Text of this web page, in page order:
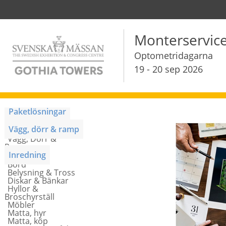
Optometridagarna
19 - 20 sep 2026
Paketlösningar
Vägg, dörr & ramp
Vägg, Dörr &
Ramp
Inredning
Bord
Belysning & Tross
Diskar & Bänkar
Hyllor &
Broschyrställ
Möbler
Matta, hyr
Matta, köp